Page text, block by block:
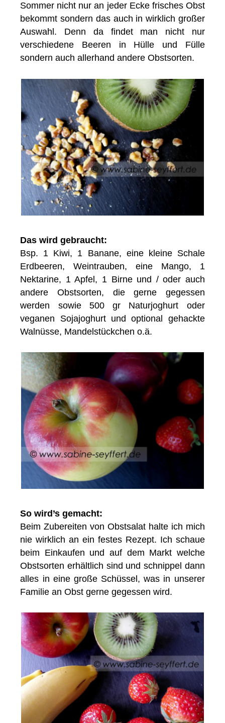
Sommer nicht nur an jeder Ecke frisches Obst
bekommt sondern das auch in wirklich großer
Auswahl. Denn da findet man nicht nur
verschiedene Beeren in Hülle und Fülle
sondern auch allerhand andere Obstsorten.
Das wird gebraucht:
Bsp. 1 Kiwi, 1 Banane, eine kleine Schale
Erdbeeren, Weintrauben, eine Mango, 1
Nektarine, 1 Apfel, 1 Birne und / oder auch
andere Obstsorten, die gerne gegessen
werden sowie 500 gr Naturjoghurt oder
veganen Sojajoghurt und optional gehackte
Walnüsse, Mandelstückchen o.ä.
So wird’s gemacht:
Beim Zubereiten von Obstsalat halte ich mich
nie wirklich an ein festes Rezept. Ich schaue
beim Einkaufen und auf dem Markt welche
Obstsorten erhältlich sind und schnippel dann
alles in eine große Schüssel, was in unserer
Familie an Obst gerne gegessen wird.